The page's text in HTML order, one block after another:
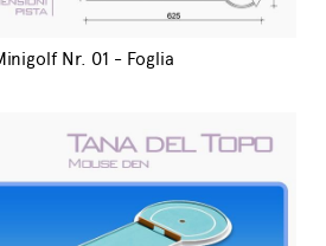
Nr. 01 - Foglia